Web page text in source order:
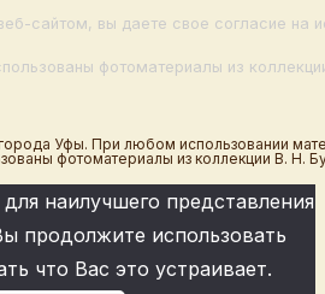
сайтом, вы даете свое согласие на
фотоматериалы из
Уфы. При любом использовании
фотоматериалы из коллекции В. Н.
наилучшего представления
продолжите использовать
что Вас это устраивает.